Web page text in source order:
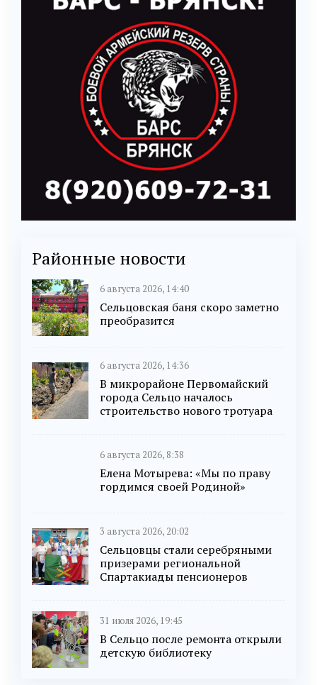
Районные новости
6 августа 2026, 14:40
Сельцовская баня скоро заметно
преобразится
6 августа 2026, 14:36
В микрорайоне Первомайский
города Сельцо началось
строительство нового тротуара
6 августа 2026, 8:38
Елена Мотырева: «Мы по праву
гордимся своей Родиной»
3 августа 2026, 20:02
Сельцовцы стали серебряными
призерами региональной
Спартакиады пенсионеров
31 июля 2026, 19:45
В Сельцо после ремонта открыли
детскую библиотеку